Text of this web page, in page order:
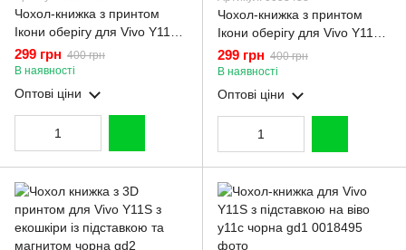
Чохол-книжка з принтом
Ікони оберігу для Vivo Y11S з
підставкою на віво у11с
чорна gd1
299 грн 400 грн
В наявності
Оптові ціни
Чохол-книжка з принтом
Ікони оберігу для Vivo Y11S з
підставкою на віво у11с
бордова gd1
299 грн 400 грн
В наявності
Оптові ціни